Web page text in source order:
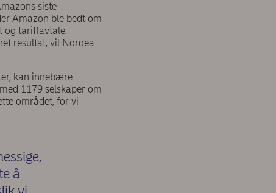
siste
Amazon ble bedt om
og tariffavtale.
resultat, vil Nordea
kan innebære
1179 selskaper om
området, for vi
å